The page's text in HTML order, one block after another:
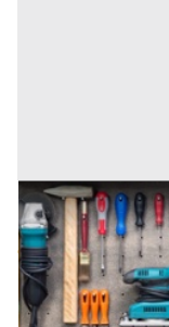
Attrezzature ed
Gela
Offerta minima
980 €
Codice asta: